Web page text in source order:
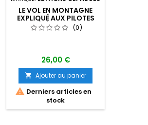
LE VOL EN MONTAGNE
EXPLIQUÉ AUX PILOTES
4ÈME ED (0)
26,00 €
 Ajouter au panier
 Derniers articles en
stock